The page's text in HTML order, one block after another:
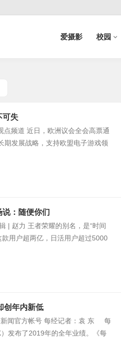
爱摄影 校园
可失
频道 近日，欧洲议会全会高票通
期发展战略，支持欧盟电子游戏领
：随便你们
赵力 王者荣耀的别名，是“时间
用户超两亿，日活用户超过5000
创年内新低
闻官方帐号 每经记者：袁 东 每
发布了2019年的全年业绩。《每